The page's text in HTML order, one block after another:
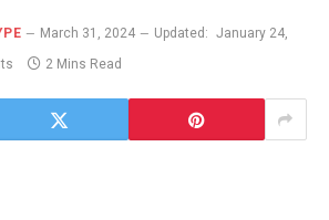
March 31, 2024 Updated: January 24,
2 Mins Read